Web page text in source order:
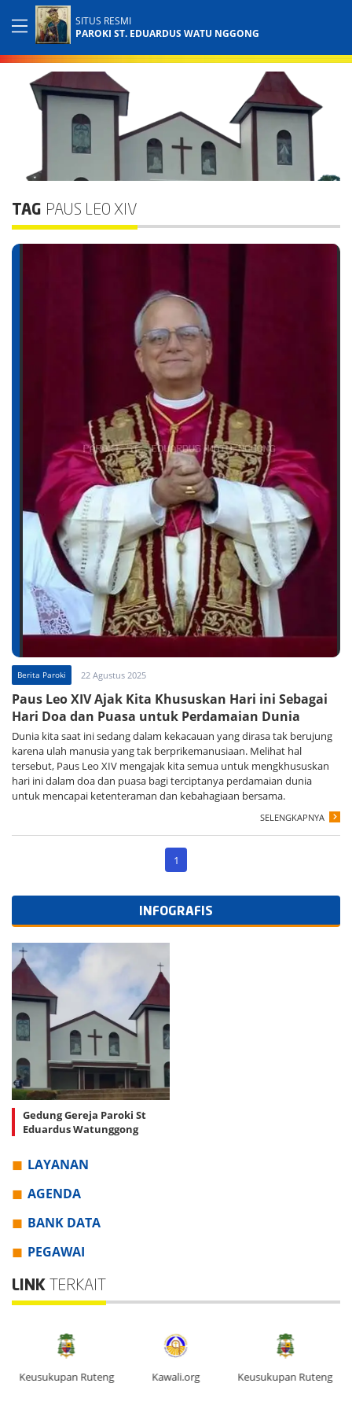
SITUS RESMI
PAROKI ST. EDUARDUS WATU NGGONG
TAG PAUS LEO XIV
Berita Paroki 22 Agustus 2025
Paus Leo XIV Ajak Kita Khususkan Hari ini Sebagai
Hari Doa dan Puasa untuk Perdamaian Dunia
Dunia kita saat ini sedang dalam kekacauan yang dirasa tak berujung
karena ulah manusia yang tak berprikemanusiaan. Melihat hal
tersebut, Paus Leo XIV mengajak kita semua untuk mengkhususkan
hari ini dalam doa dan puasa bagi terciptanya perdamaian dunia
untuk mencapai ketenteraman dan kebahagiaan bersama.
SELENGKAPNYA
1
INFOGRAFIS
Gedung Gereja Paroki St
Eduardus Watunggong
LAYANAN
AGENDA
BANK DATA
PEGAWAI
LINK TERKAIT
Keusukupan Ruteng Kawali.org Keusukupan Ruteng